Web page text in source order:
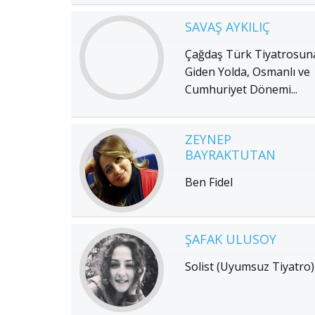
SAVAŞ AYKILIÇ
Çağdaş Türk
Giden Yolda, Osmanlı ve
Cumhuriyet Dönemi...
ZEYNEP
BAYRAKTUTAN
Ben Fidel
ŞAFAK ULUSOY
Solist (Uyumsuz Tiyatro)